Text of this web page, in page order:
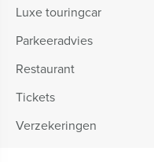
Luxe touringcar
Parkeeradvies
Restaurant
Tickets
Verzekeringen